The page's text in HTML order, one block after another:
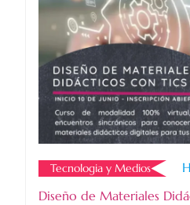
Tecnologia y Medios
Diseño de Materiales